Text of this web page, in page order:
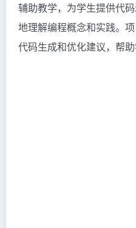
辅助教学，为学生提供代
地理解编程概念和实践。
代码生成和优化建议，帮